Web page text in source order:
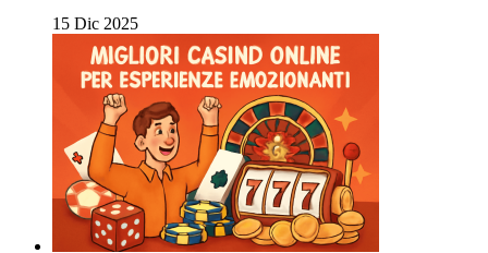
15 Dic 2025